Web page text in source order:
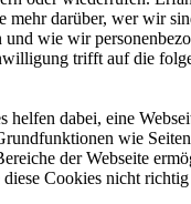
mehr darüber, wer wir
wie wir
trifft auf die
helfen dabei, eine
wie
der Webseite
diese Cookies nicht